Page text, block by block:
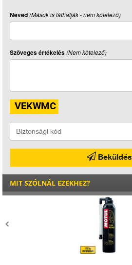
Neved(Mások is láthatják - nem kötelező)
Szöveges értékelés(Nem kötelező)
Beküldés
MIT SZÓLNÁL EZEKHEZ?